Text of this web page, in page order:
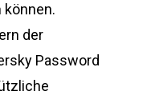
können.
der
Password